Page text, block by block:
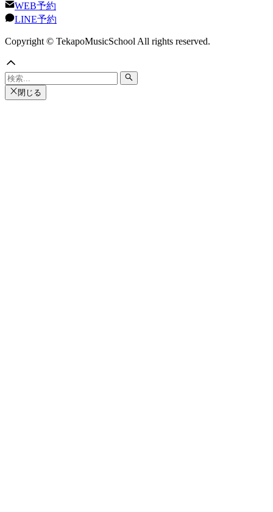
WEB予約
LINE予約
Copyright © TekapoMusicSchool All rights reserved.
閉じる